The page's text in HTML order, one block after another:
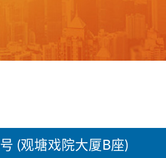
(观塘戏院大厦B座)